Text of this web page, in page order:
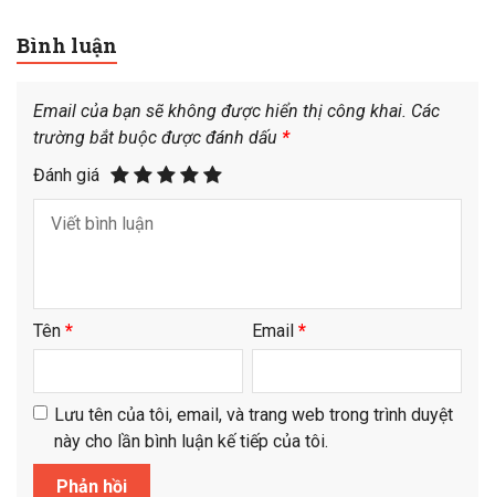
Bình luận
Email của bạn sẽ không được hiển thị công khai. Các
trường bắt buộc được đánh dấu *
Đánh giá
Tên * Email *
Lưu tên của tôi, email, và trang web trong trình duyệt
này cho lần bình luận kế tiếp của tôi.